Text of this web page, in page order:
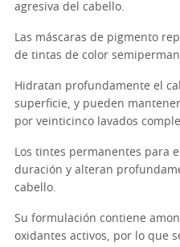
agresiva del cabello.
Las máscaras de pigmento
de tintas de color
Hidratan profundamente el
superficie, y pueden
por veinticinco lavados
Los tintes permanentes para
duración y alteran
cabello.
Su formulación contiene
oxidantes activos, por lo que